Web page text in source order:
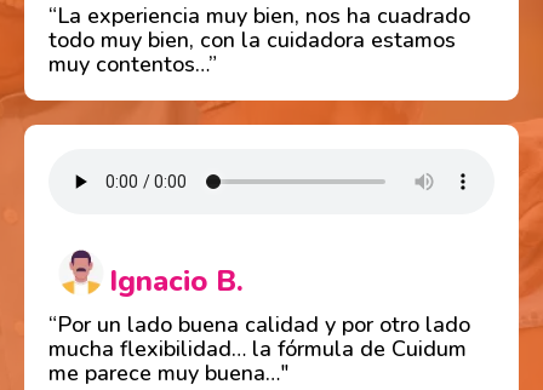
“La experiencia muy bien, nos ha cuadrado
todo muy bien, con la cuidadora estamos
muy contentos…”
Ignacio B.
“Por un lado buena calidad y por otro lado
mucha flexibilidad… la fórmula de Cuidum
me parece muy buena…"